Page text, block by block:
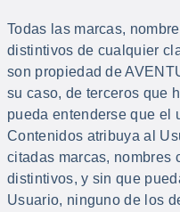
Todas las marcas,
distintivos de cualquier
son propiedad de
su caso, de terceros que
pueda entenderse que el
Contenidos atribuya al
citadas marcas, nombres
distintivos, y sin que
Usuario, ninguno de los